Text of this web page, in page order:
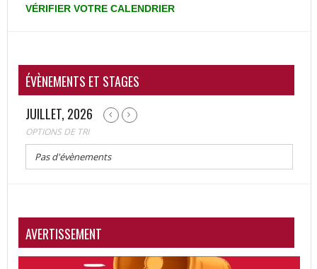
VÉRIFIER VOTRE CALENDRIER
ÉVÈNEMENTS ET STAGES
JUILLET, 2026
OPTIONS DE TRI
Pas d'évènements
AVERTISSEMENT